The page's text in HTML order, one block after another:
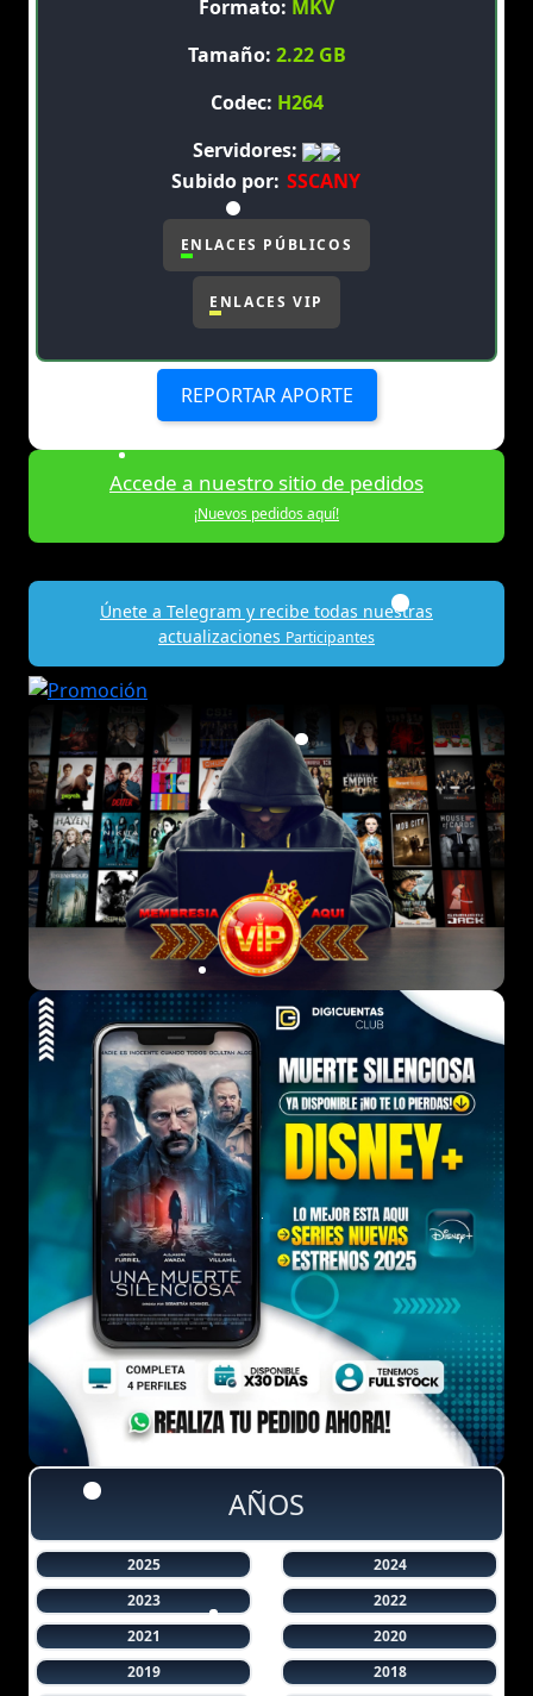
Formato: MKV
Tamaño: 2.22 GB
Codec: H264
Servidores:
Subido por: SSCANY
ENLACES PÚBLICOS
ENLACES VIP
REPORTAR APORTE
Accede a nuestro sitio de pedidos
¡Nuevos pedidos aquí!
Únete a Telegram y recibe todas nuestras
actualizaciones Participantes
AÑOS
2025
2024
2023
2022
2021
2020
2019
2018